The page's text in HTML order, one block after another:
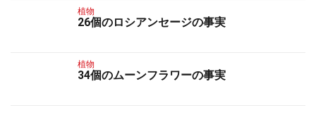
植物
26個のロシアンセージの事実
植物
34個のムーンフラワーの事実